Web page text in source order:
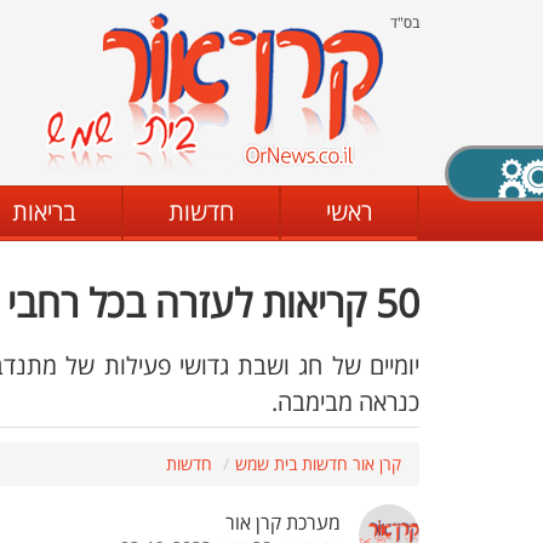
בס"ד
ראשי חדשות בריאות
50 קריאות לעזרה בכל רחבי העיר והסביבה
כנראה מבימבה.
קרן אור חדשות בית שמש חדשות
מערכת קרן אור
X סגירה
מצב שחור - לבן קביעת ניגודיות